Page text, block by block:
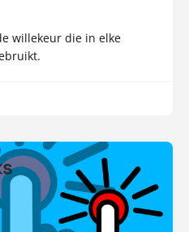
willekeur die in elke